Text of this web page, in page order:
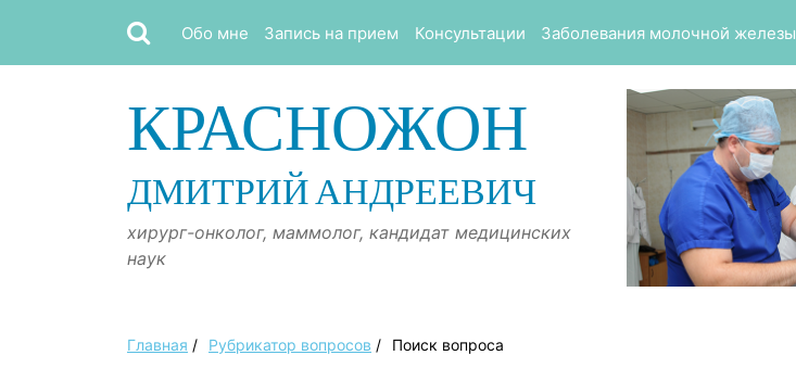
Обо мне Запись на прием Консультации Заболевания молочной железы
КРАСНОЖОН
ДМИТРИЙ АНДРЕЕВИЧ
хирург-онколог, маммолог, кандидат медицинских
наук
Главная / Рубрикатор вопросов / Поиск вопроса